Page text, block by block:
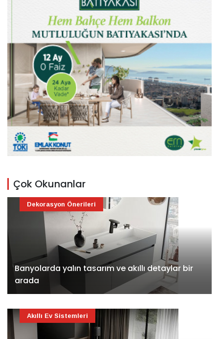
Çok Okunanlar
Banyolarda yalın tasarım ve akıllı detaylar bir
arada
Dekorasyon Önerileri
Akıllı Ev Sistemleri